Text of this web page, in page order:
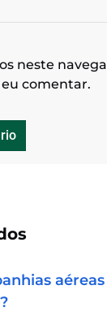
neste
comentar.